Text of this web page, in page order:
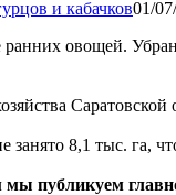
01/
овощей.
Саратовской
8,1 тыс. га,
публикуем